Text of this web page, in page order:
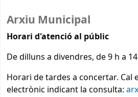
Arxiu Municipal
Horari d'atenció al públic
De dilluns a divendres, de 9 h a
Horari de tardes a concertar. Cal
electrònic indicant la consulta: